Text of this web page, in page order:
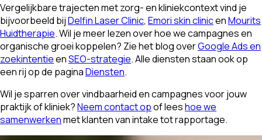
Vergelijkbare trajecten met zorg- en kliniekcontext vind je
bijvoorbeeld bijDelfin Laser Clinic, Emori skin clinicenMourits
Huidtherapie. Wil je meer lezen over hoe we campagnes en
organische groei koppelen? Zie het blog overGoogle Ads en
zoekintentieenSEO-strategie. Alle diensten staan ook op
een rij op de paginaDiensten.
Wil je sparren over vindbaarheid en campagnes voor jouw
praktijk of kliniek?Neem contact opof leeshoe we
samenwerkenmet klanten van intake tot rapportage.